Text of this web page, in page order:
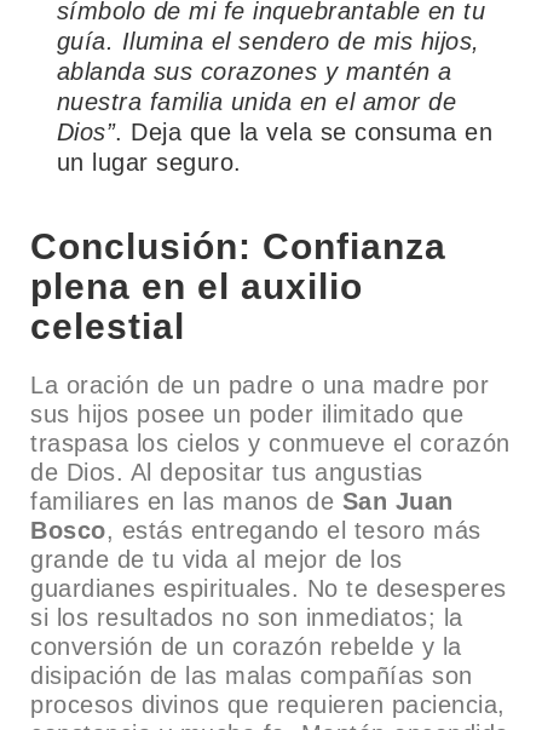
símbolo de mi fe inquebrantable en tu
guía. Ilumina el sendero de mis hijos,
ablanda sus corazones y mantén a
nuestra familia unida en el amor de
Dios”. Deja que la vela se consuma en
un lugar seguro.
Conclusión: Confianza
plena en el auxilio
celestial
La oración de un padre o una madre por
sus hijos posee un poder ilimitado que
traspasa los cielos y conmueve el corazón
de Dios. Al depositar tus angustias
familiares en las manos de San Juan
Bosco, estás entregando el tesoro más
grande de tu vida al mejor de los
guardianes espirituales. No te desesperes
si los resultados no son inmediatos; la
conversión de un corazón rebelde y la
disipación de las malas compañías son
procesos divinos que requieren paciencia,